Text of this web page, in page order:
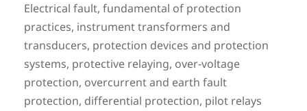
Electrical fault, fundamental of protection
practices, instrument transformers and
transducers, protection devices and protection
systems, protective relaying, over-voltage
protection, overcurrent and earth fault
protection, differential protection, pilot relays